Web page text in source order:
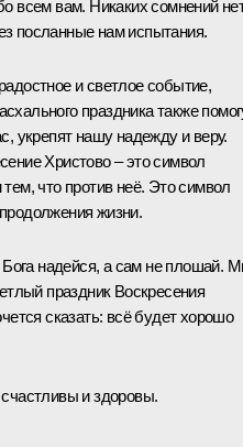
всем вам. Никаких сомнений
посланные нам испытания.
и светлое событие,
праздника также
укрепят нашу надежду и веру.
Христово – это символ
что против неё. Это символ
жизни.
Бога надейся, а сам не плошай.
праздник Воскресения
сказать: всё будет хорошо
и здоровы.